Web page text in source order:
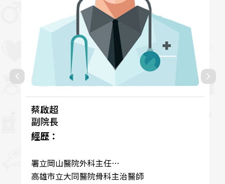
蔡啟超
副院長
經歷：
署立岡山醫院外科主任
高雄市立大同醫院骨科主治醫師